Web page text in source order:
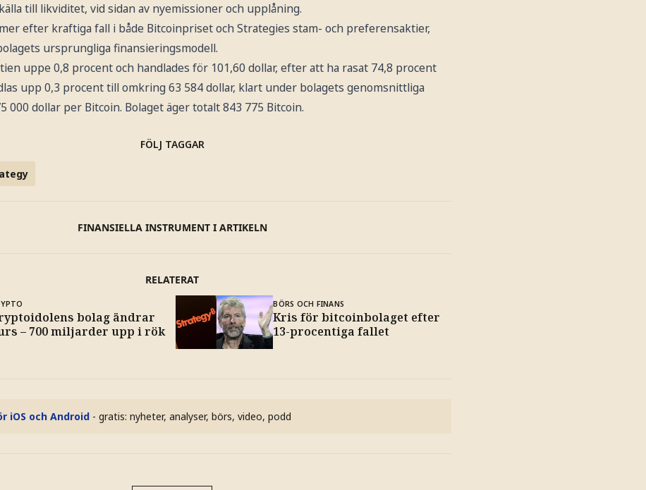
till likviditet, vid sidan av nyemissioner och upplåning.
efter kraftiga fall i både Bitcoinpriset och Strategies stam- och preferensaktier,
ursprungliga finansieringsmodell.
uppe 0,8 procent och handlades för 101,60 dollar, efter att ha rasat 74,8 procent
upp 0,3 procent till omkring 63 584 dollar, klart under bolagets genomsnittliga
000 dollar per Bitcoin. Bolaget äger totalt 843 775 Bitcoin.
FÖLJ TAGGAR
FINANSIELLA INSTRUMENT I ARTIKELN
RELATERAT
bolag ändrar
– 700 miljarder upp i rök
BÖRS OCH FINANS
Kris för bitcoinbolaget efter
13-procentiga fallet
iOS och Android - gratis: nyheter, analyser, börs, video, podd